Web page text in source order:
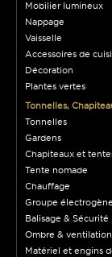
Mobilier lumineux
Nappage
Vaisselle
Accessoires de
Décoration
Plantes vertes
Tonnelles,
Tonnelles
Gardens
Chapiteaux et
Tente nomade
Chauffage
Groupe
Balisage & Sécurité
Ombre & ventilation
Matériel et engins